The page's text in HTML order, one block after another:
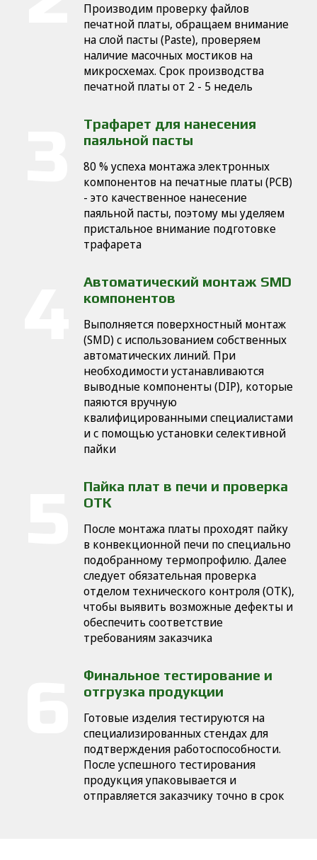
Производим проверку файлов
печатной платы, обращаем внимание
на слой пасты (Paste), проверяем
наличие масочных мостиков на
микросхемах. Срок производства
печатной платы от 2 - 5 недель
Трафарет для нанесения
паяльной пасты
80 % успеха монтажа электронных
компонентов на печатные платы (PCB)
- это качественное нанесение
паяльной пасты, поэтому мы уделяем
пристальное внимание подготовке
трафарета
Автоматический монтаж SMD
компонентов
Выполняется поверхностный монтаж
(SMD) с использованием собственных
автоматических линий. При
необходимости устанавливаются
выводные компоненты (DIP), которые
паяются вручную
квалифицированными специалистами
и с помощью установки селективной
пайки
Пайка плат в печи и проверка
ОТК
После монтажа платы проходят пайку
в конвекционной печи по специально
подобранному термопрофилю. Далее
следует обязательная проверка
отделом технического контроля (ОТК),
чтобы выявить возможные дефекты и
обеспечить соответствие
требованиям заказчика
Финальное тестирование и
отгрузка продукции
Готовые изделия тестируются на
специализированных стендах для
подтверждения работоспособности.
После успешного тестирования
продукция упаковывается и
отправляется заказчику точно в срок